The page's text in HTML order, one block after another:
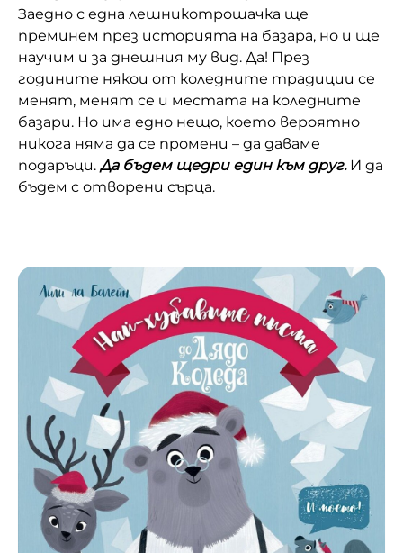
Заедно с една лешникотрошачка ще
преминем през историята на базара, но и ще
научим и за днешния му вид. Да! През
годините някои от коледните традиции се
менят, менят се и местата на коледните
базари. Но има едно нещо, което вероятно
никога няма да се промени – да даваме
подаръци. Да бъдем щедри един към друг. И да
бъдем с отворени сърца.